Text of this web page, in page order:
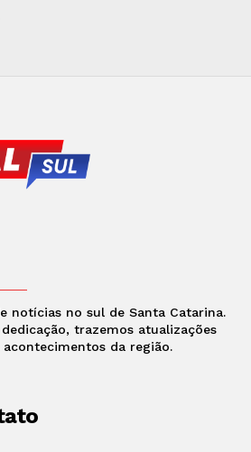
notícias no sul de Santa Catarina.
trazemos atualizações
da região.